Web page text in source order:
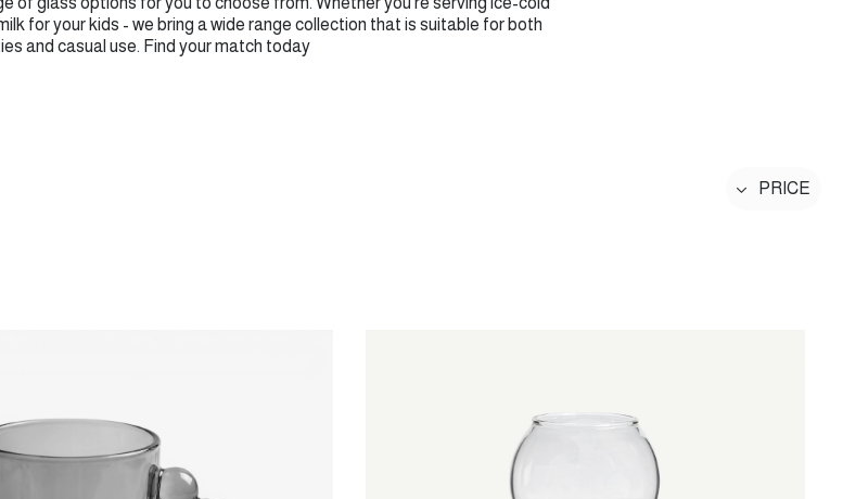
for your kids - we bring a wide range collection that is suitable for both
and casual use. Find your match today.
PRICE